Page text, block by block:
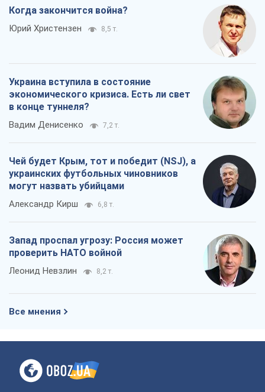
Когда закончится война?
Юрий Христензен 8,5 т.
Украина вступила в состояние
экономического кризиса. Есть ли свет
в конце туннеля?
Вадим Денисенко 7,2 т.
Чей будет Крым, тот и победит (NSJ), а
украинских футбольных чиновников
могут назвать убийцами
Александр Кирш 6,8 т.
Запад проспал угрозу: Россия может
проверить НАТО войной
Леонид Невзлин 8,2 т.
Все мнения